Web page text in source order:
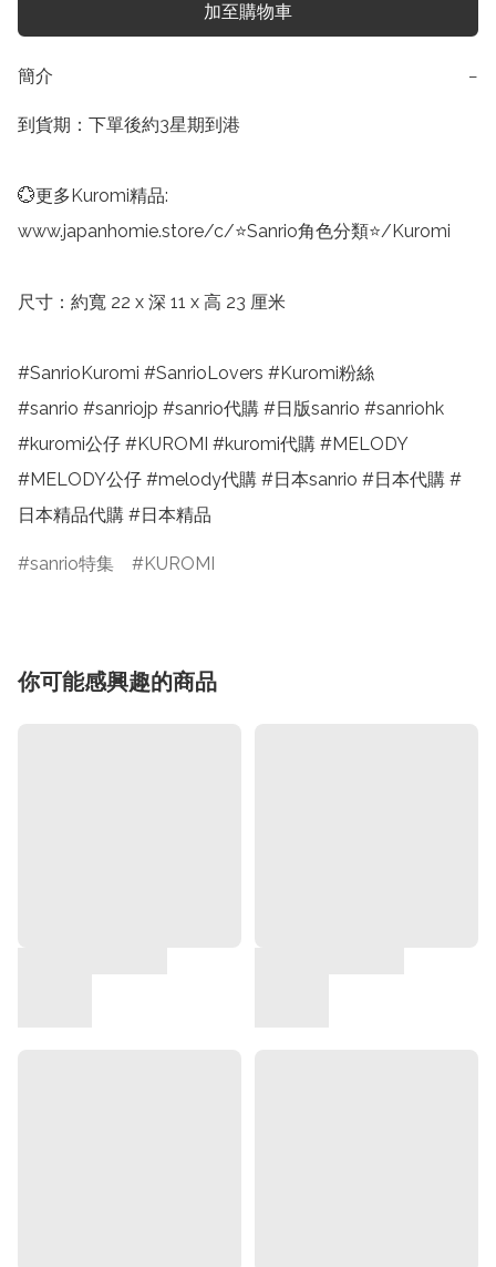
加至購物車
簡介 −
到貨期：下單後約3星期到港
💮更多Kuromi精品:
www.japanhomie.store/c/⭐Sanrio角色分類⭐/Kuromi
尺寸：約寬 22 x 深 11 x 高 23 厘米
#SanrioKuromi #SanrioLovers #Kuromi粉絲
#sanrio #sanriojp #sanrio代購 #日版sanrio #sanriohk
#kuromi公仔 #KUROMI #kuromi代購 #MELODY
#MELODY公仔 #melody代購 #日本sanrio #日本代購 #
日本精品代購 #日本精品
sanrio特集 KUROMI
你可能感興趣的商品